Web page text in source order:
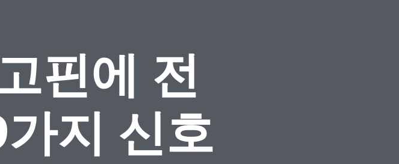
핀에 전
지 신호